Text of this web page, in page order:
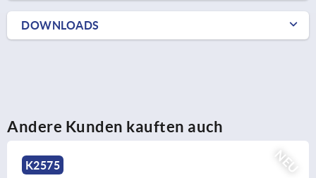
DOWNLOADS
Andere Kunden kauften auch
NEU
K2575